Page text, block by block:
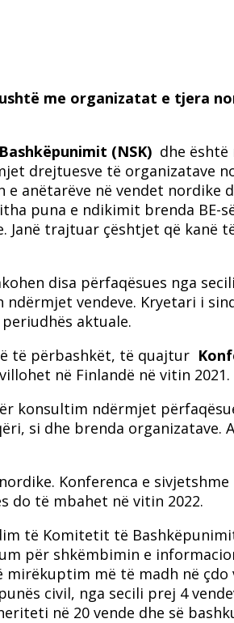
me organizatat e tjera
(NSK) dhe
drejtuesve të organizatave
anëtarëve në vendet
puna e ndikimit brenda BE-
trajtuar çështjet që kanë
disa përfaqësues nga
vendeve. Kryetari i
aktuale.
të përbashkët, të quajtur
në Finlandë në vitin 2021.
konsultim ndërmjet
si dhe brenda
Konferenca e
do të mbahet në vitin 2022.
të Komitetit të
për shkëmbimin e
më të madh në
civil, nga secili prej 4
në 20 vende dhe së